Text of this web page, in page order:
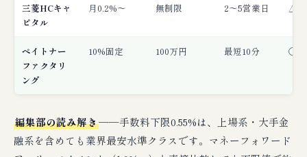
三菱HCキャ
ピタル
月0.2%〜 無制限 2〜5営業日 △
ペイトナー
ファクタリ
ング
10%固定 100万円 最短10分 ◯
編集部の読み解き──手数料下限0.55%は、上場系・大手金
融系を含めても業界最安水準クラスです。マネーフォワード